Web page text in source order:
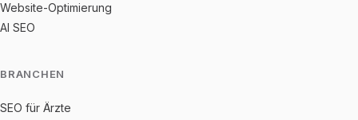
Website-Optimierung
AI SEO
BRANCHEN
SEO für Ärzte